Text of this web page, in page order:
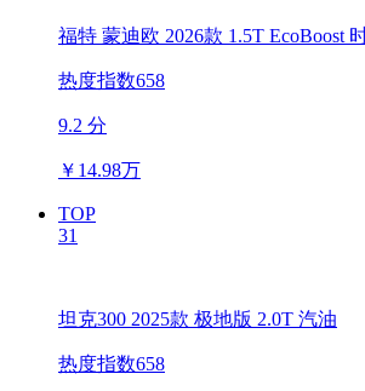
福特 蒙迪欧 2026款 1.5T EcoBoost
热度指数658
9.2 分
￥ 14.98万
TOP
31
坦克300 2025款 极地版 2.0T 汽油
热度指数658